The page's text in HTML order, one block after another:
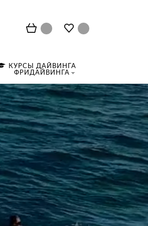
КУРСЫ ДАЙВИНГА
ФРИДАЙВИНГА